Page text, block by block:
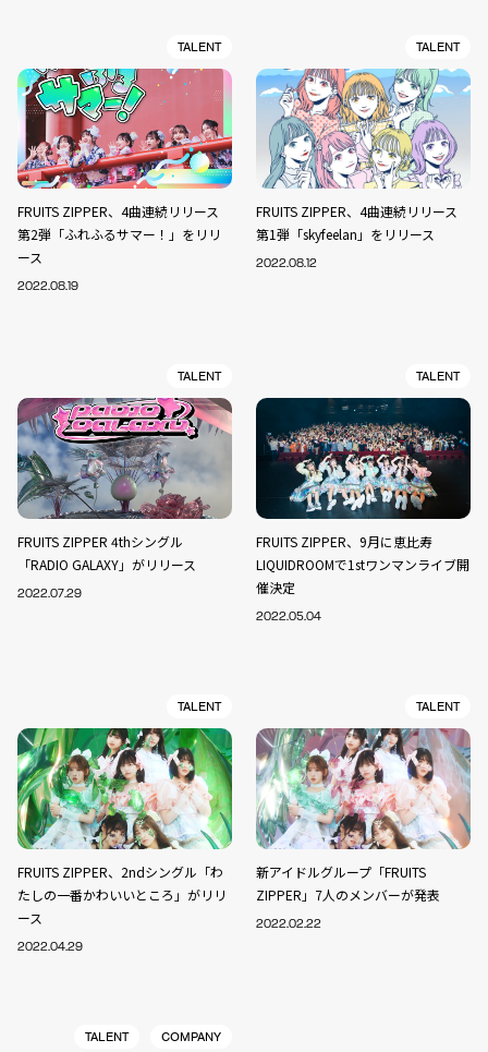
TALENT
FRUITS ZIPPER、4曲連続リリース
第2弾「ふれふるサマー！」をリリ
ース
2022.08.19
TALENT
FRUITS ZIPPER、4曲連続リリース
第1弾「skyfeelan」をリリース
2022.08.12
TALENT
FRUITS ZIPPER 4thシングル
「RADIO GALAXY」がリリース
2022.07.29
TALENT
FRUITS ZIPPER、9月に恵比寿
LIQUIDROOMで1stワンマンライブ開
催決定
2022.05.04
TALENT
FRUITS ZIPPER、2ndシングル「わ
たしの一番かわいいところ」がリリ
ース
2022.04.29
TALENT
新アイドルグループ「FRUITS
ZIPPER」7人のメンバーが発表
2022.02.22
TALENT COMPANY